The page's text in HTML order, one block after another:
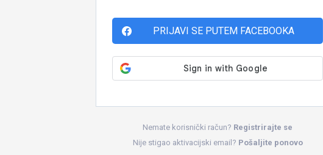
PRIJAVI SE PUTEM FACEBOOKA
Nemate korisnički račun? Registrirajte se
Nije stigao aktivacijski email? Pošaljite ponovo